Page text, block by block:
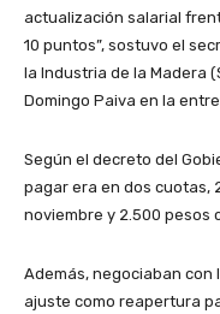
actualización salarial
10 puntos”, sostuvo el
la Industria de la Madera
Domingo Paiva en la
Según el decreto del
pagar era en dos cuotas,
noviembre y 2.500 pesos
Además, negociaban con
ajuste como reapertura